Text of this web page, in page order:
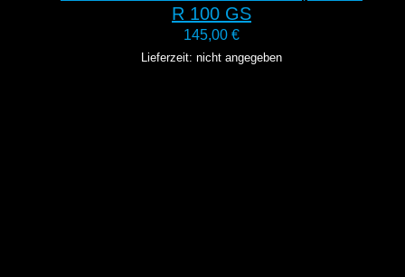
R 100 GS
145,00 €
Lieferzeit: nicht angegeben